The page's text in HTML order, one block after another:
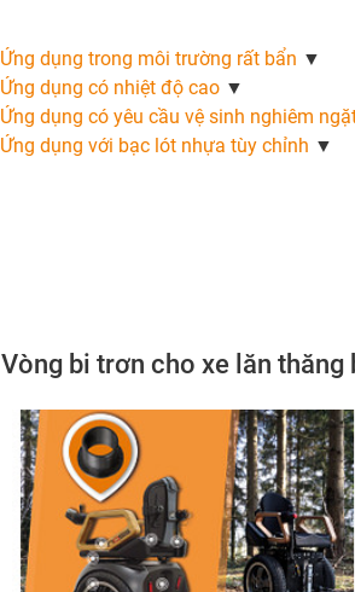
Ứng dụng trong môi trường rất bẩn ▼
Ứng dụng có nhiệt độ cao ▼
Ứng dụng có yêu cầu vệ sinh nghiêm
Ứng dụng với bạc lót nhựa tùy chỉnh ▼
Vòng bi trơn cho xe lăn thăng